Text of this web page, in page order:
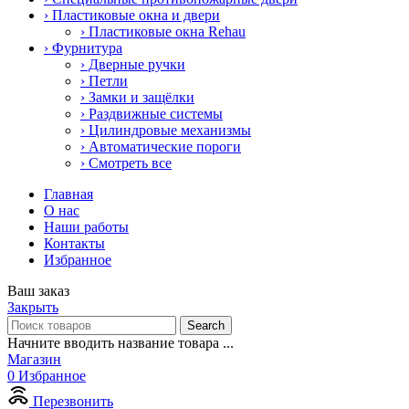
› Пластиковые окна и двери
› Пластиковые окна Rehau
› Фурнитура
› Дверные ручки
› Петли
› Замки и защёлки
› Раздвижные системы
› Цилиндровые механизмы
› Автоматические пороги
› Смотреть все
Главная
О нас
Наши работы
Контакты
Избранное
Ваш заказ
Закрыть
Search
Начните вводить название товара ...
Магазин
0 Избранное
Перезвонить